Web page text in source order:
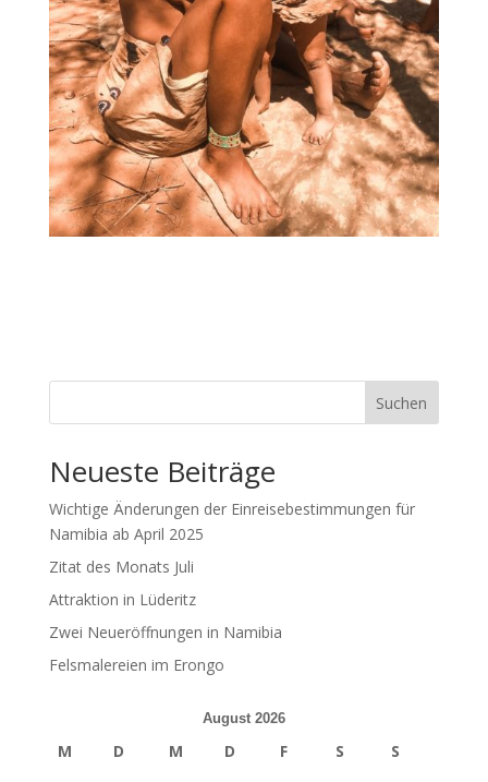
Suchen
Neueste Beiträge
Wichtige Änderungen der Einreisebestimmungen für
Namibia ab April 2025
Zitat des Monats Juli
Attraktion in Lüderitz
Zwei Neueröffnungen in Namibia
Felsmalereien im Erongo
August 2026
M D M D F S S